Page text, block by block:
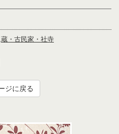
,蔵・古民家・社寺
ジに戻る